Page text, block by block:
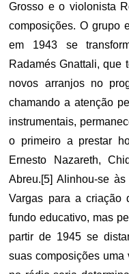
Grosso e o violonista
composições. O grupo
em 1943 se
Radamés Gnattali, que
novos arranjos no
chamando a atenção
instrumentais,
o primeiro a prestar
Ernesto Nazareth,
Abreu.[5] Alinhou-se
Vargas para a criação
fundo educativo, mas
partir de 1945 se
suas composições